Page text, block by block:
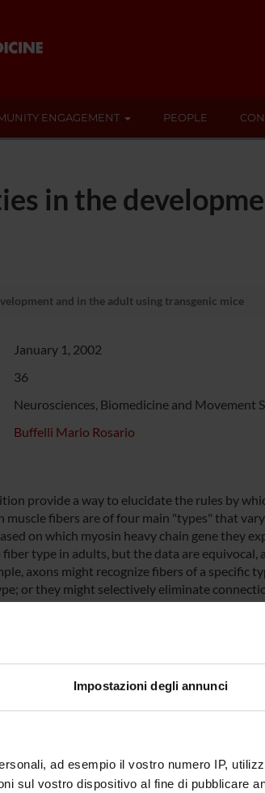
Impostazioni degli annunci
ad esempio il vostro numero IP,
sul vostro dispositivo al fine di pubblicare
ENGAGEMENT PEOPLE
in the
and in the adult using transgenic mice
January 1, 2002
36
Neurosciences, Biomedicine and Movement
Buffelli Mario Rosario
provide a way to elucidate the rules by
muscle fibers are of four main "types" that
on which myosin heavy chain gene they
type in adults, but the data are
axons might recognize fibers of a specific
or they might selectively eliminate
arranged within a muscle, or how much
mapped with a method called glycogen
for a long period, then the muscle is
motor unit. Unfortunately, this
Aim of this project is to analyze the